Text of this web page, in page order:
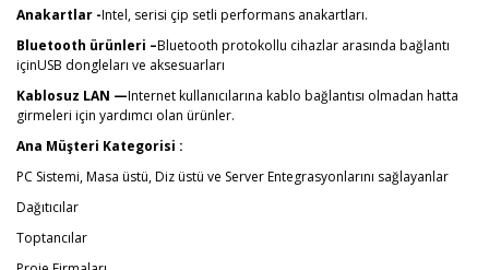
Anakartlar -Intel, serisi çip setli performans anakartları.
Bluetooth ürünleri –Bluetooth protokollu cihazlar arasında bağlantı
içinUSB dongleları ve aksesuarları
Kablosuz LAN —Internet kullanıcılarına kablo bağlantısı olmadan hatta
girmeleri için yardımcı olan ürünler.
Ana Müşteri Kategorisi :
PC Sistemi, Masa üstü, Diz üstü ve Server Entegrasyonlarını sağlayanlar
Dağıtıcılar
Toptancılar